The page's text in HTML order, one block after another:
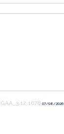
07/08/2026